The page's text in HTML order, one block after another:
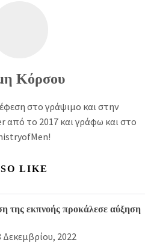
Κόρσου
στο γράψιμο και στην
από το 2017 και γράφω και στο
LIKE
της εκπνοής προκάλεσε αύξηση
2022